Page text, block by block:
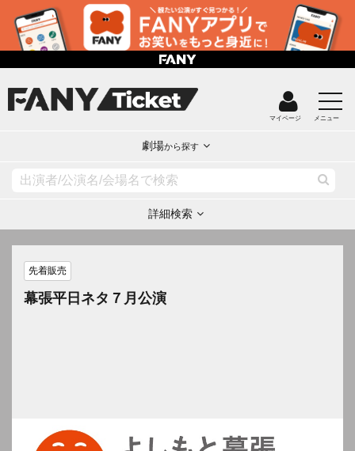
マイページ メニュー
劇場から探す
詳細検索
先着販売
幕張平日ネタ７月公演